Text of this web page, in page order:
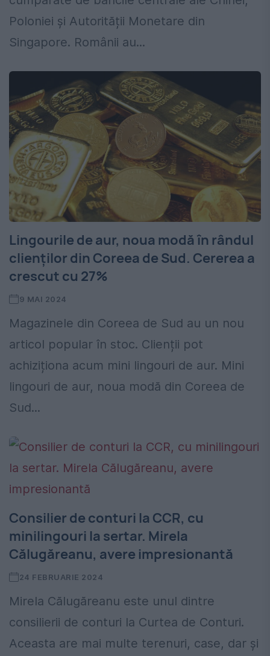
Poloniei și Autorității Monetare din
Singapore. Românii au...
Lingourile de aur, noua modă în rândul
clienților din Coreea de Sud. Cererea a
crescut cu 27%
9 MAI 2024
Magazinele din Coreea de Sud au un nou
articol popular în stoc. Clienții pot
achiziționa acum mini lingouri de aur. Mini
lingouri de aur, noua modă din Coreea de
Sud...
Consilier de conturi la CCR, cu
minilingouri la sertar. Mirela
Călugăreanu, avere impresionantă
24 FEBRUARIE 2024
Mirela Călugăreanu este unul dintre
consilierii de conturi la Curtea de Conturi.
Aceasta are mai multe terenuri, case, dar și